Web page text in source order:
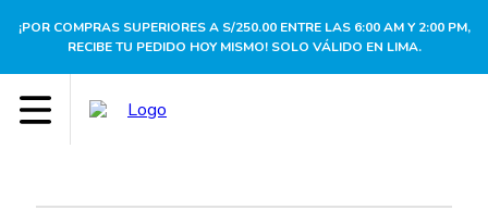
¡POR COMPRAS SUPERIORES A S/250.00 ENTRE LAS 6:00 AM Y 2:00 PM,
RECIBE TU PEDIDO HOY MISMO! SOLO VÁLIDO EN LIMA.